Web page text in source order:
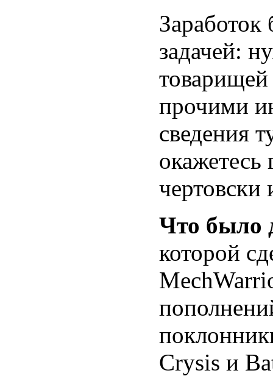
Заработок
задачей:
прочими
сведения
чертовски
Что было
которой
Crysis и